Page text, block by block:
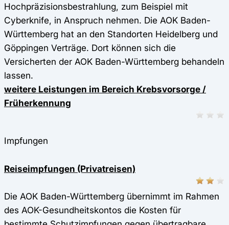
Hochpräzisionsbestrahlung, zum Beispiel mit
Cyberknife, in Anspruch nehmen. Die AOK Baden-
Württemberg hat an den Standorten Heidelberg und
Göppingen Verträge. Dort können sich die
Versicherten der AOK Baden-Württemberg behandeln
lassen.
weitere Leistungen im Bereich Krebsvorsorge /
Früherkennung
Impfungen
Reiseimpfungen (Privatreisen)
Die AOK Baden-Württemberg übernimmt im Rahmen
des AOK-Gesundheitskontos die Kosten für